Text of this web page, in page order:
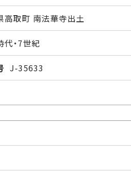
高取町 南法華寺出土
代・7世紀
J-35633